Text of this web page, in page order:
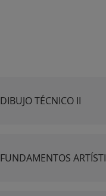
DIBUJO TÉCNICO II
FUNDAMENTOS